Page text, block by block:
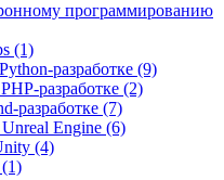
программированию
(1)
разработке (9)
разработке (2)
(7)
Engine (6)
(4)